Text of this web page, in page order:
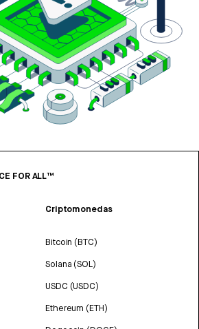
FOR ALL™
Criptomonedas
Bitcoin (BTC)
Solana (SOL)
USDC (USDC)
Ethereum (ETH)